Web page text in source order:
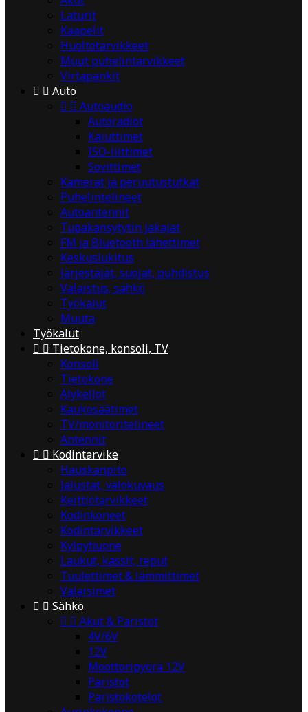
Laturit
Kaapelit
Huoltotarvikkeet
Muut puhelintarvikkeet
Virtapankit
  Auto
  Autoaudio
Autoradiot
Kaiuttimet
ISO-liittimet
Sovittimet
Kamerat ja peruutustutkat
Puhelintelineet
Autoantennit
Tupakansytytin jakajat
FM ja Bluetooth lähettimet
Keskuslukitus
Järjestäjät, suojat, puhdistus
Valaistus, sähkö
Työkalut
Muuta
Työkalut
  Tietokone, konsoli, TV
Konsoli
Tietokone
Älykellot
Kaukosäätimet
TV/monitoritelineet
Antennit
  Kodintarvike
Hauskanpito
Jalustat, valokuvaus
Keittiötarvikkeet
Kodinkoneet
Kodintarvikkeet
Kylpyhuone
Laukut, kassit, reput
Tuulettimet & lämmittimet
Valaisimet
  Sähkö
  Akut & Paristot
4V/6V
12V
Moottoripyörä 12V
Paristot
Paristokotelot